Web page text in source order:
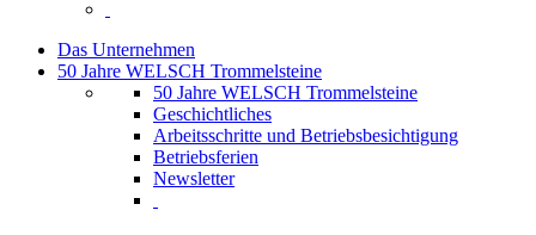
Das Unternehmen
50 Jahre WELSCH Trommelsteine
50 Jahre WELSCH Trommelsteine
Geschichtliches
Arbeitsschritte und Betriebsbesichtigung
Betriebsferien
Newsletter